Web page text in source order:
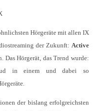
Hörgeräte mit allen IX
der Zukunft: Active
Das Hörgerät, das Trend wurde:
in einem und dabei so
der bislang erfolgreichsten